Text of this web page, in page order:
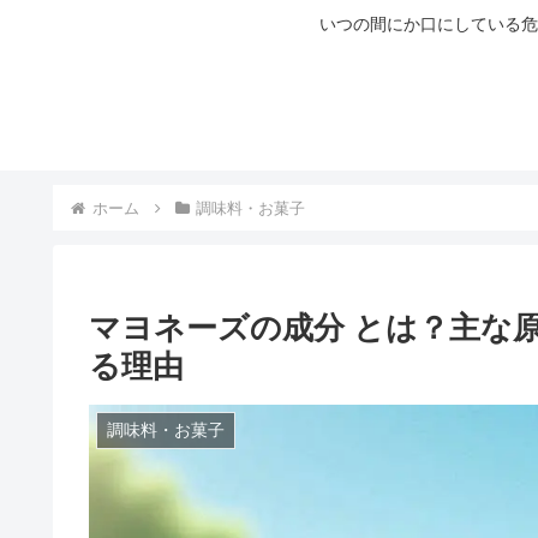
いつの間にか口にしている
ホーム 調味料・お菓子
マヨネーズの成分 とは？主な
る理由
調味料・お菓子